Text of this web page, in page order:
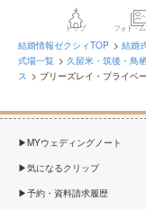
トップ フォト・
結婚情報ゼクシィTOP 結婚
式場一覧
久留米・筑後・鳥
ス
ブリーズレイ・プライベ
MYウェディングノート
気になるクリップ
予約・資料請求履歴